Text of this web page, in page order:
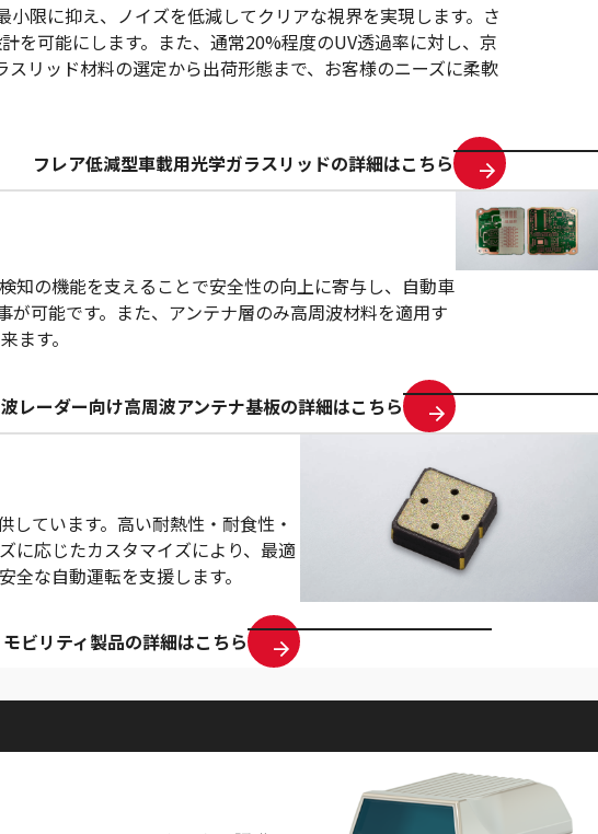
限に抑え、ノイズを低減してクリアな視界を実現します。さ
を可能にします。また、通常20%程度のUV透過率に対し、京
リッド材料の選定から出荷形態まで、お客様のニーズに柔軟
フレア低減型車載用光学ガラスリッドの詳細はこちら
知の機能を支えることで安全性の向上に寄与し、自動車
可能です。また、アンテナ層のみ高周波材料を適用す
ます。
レーダー向け高周波アンテナ基板の詳細はこちら
ています。高い耐熱性・耐食性・
に応じたカスタマイズにより、最適
な自動運転を支援します。
モビリティ製品の詳細はこちら